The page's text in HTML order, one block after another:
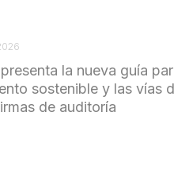
presenta la nueva guía
sostenible y las vías
de auditoría